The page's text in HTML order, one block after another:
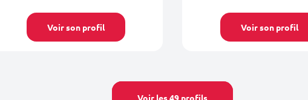
Voir son profil Voir son profil
Voir les 49 profils